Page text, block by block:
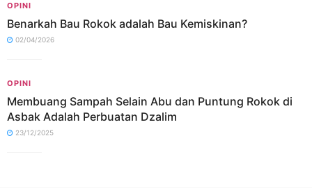
OPINI
Benarkah Bau Rokok adalah Bau Kemiskinan?
02/04/2026
OPINI
Membuang Sampah Selain Abu dan Puntung Rokok di
Asbak Adalah Perbuatan Dzalim
23/12/2025